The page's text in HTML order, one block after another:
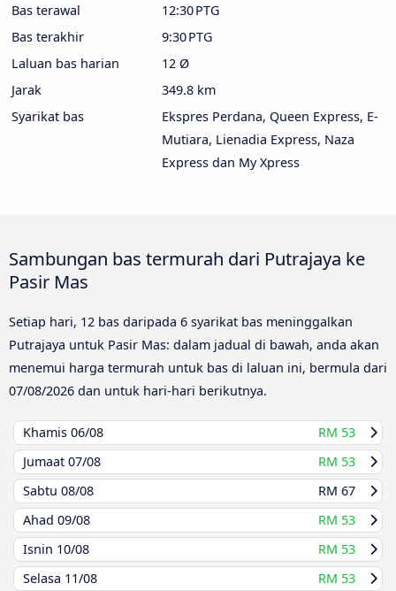
Bas terawal
12:30 PTG
Bas terakhir
9:30 PTG
Laluan bas harian
12 Ø
Jarak
349.8 km
Syarikat bas
Ekspres Perdana, Queen Express, E-
Mutiara, Lienadia Express, Naza
Express dan My Xpress
Sambungan bas termurah dari Putrajaya ke
Pasir Mas
Setiap hari, 12 bas daripada 6 syarikat bas meninggalkan
Putrajaya untuk Pasir Mas: dalam jadual di bawah, anda akan
menemui harga termurah untuk bas di laluan ini, bermula dari
07/08/2026 dan untuk hari-hari berikutnya.
Khamis 06/08
RM 53
Jumaat 07/08
RM 53
Sabtu 08/08
RM 67
Ahad 09/08
RM 53
Isnin 10/08
RM 53
Selasa 11/08
RM 53